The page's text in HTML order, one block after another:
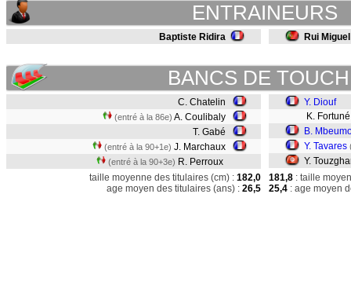
ENTRAINEURS
Baptiste Ridira Rui
BANCS DE
C. Chatelin
(entré à la 86e) A. Coulibaly
T. Gabé
(entré à la 90+1e) J. Marchaux
(entré à la 90+3e) R. Perroux
Y. Diouf
K. Fortuné
B.
Y. Tavares
Y.
taille moyenne des titulaires (cm) : 182,0
age moyen des titulaires (ans) : 26,5
181,8 : taille
25,4 : age moyen